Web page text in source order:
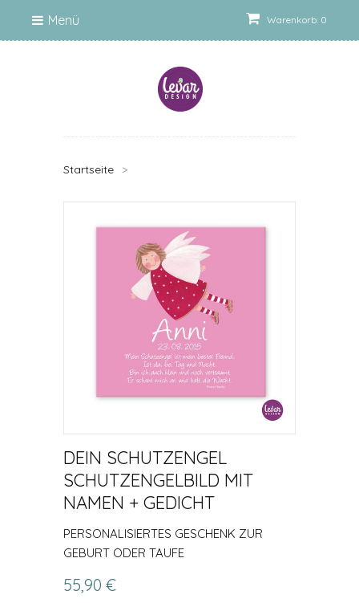
Warenkorb: 0
Menü
Startseite >
DEIN SCHUTZENGEL
SCHUTZENGELBILD MIT
NAMEN + GEDICHT
PERSONALISIERTES GESCHENK ZUR
GEBURT ODER TAUFE
55,90 €